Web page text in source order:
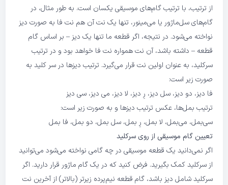
از ترتیب، با ترتیب گام‌های موسیقی یکسان است. به طور مثال، در
گام‌های سل‌ماژور یا می‌مینور، تنها یک نت آن هم نت فا به صورت دیز
نواخته می‌شود. در نتیجه، اگر قطعه ما تنها یک دیز – بر اساس گام
قطعه – داشته باشد، آن نت همواره نت فا خواهد بود و در ترتیب
سرکلید، به عنوان اولین نت قرار می‌گیرد. ترتیب دیزها در سر کلید به
صورت زیر است:
فا دیز، دو دیز، سل دیز، رِ دیز، لا دیز، می دیز، سی دیز
ترتیب بمل‌ها، عکس ترتیب دیز‌ها و به صورت زیر است:
سی‌بمل، می‌بمل، لا بمل، رِ بمل، سل بمل، دو بمل، فا بمل
تعیین گام موسیقی از روی سرکلید
اگر نمی‌دانید یک قطعه موسیقی در چه گامی نواخته می‌شود می‌توانید
از سرکلید کمک بگیرید. فرض کنید که در یک گام ماژور قرار دارید. اگر
سرکلید شامل دیز باشد، گام قطعه نیم‌پرده زیرتر (بالاتر) از آخرین نت